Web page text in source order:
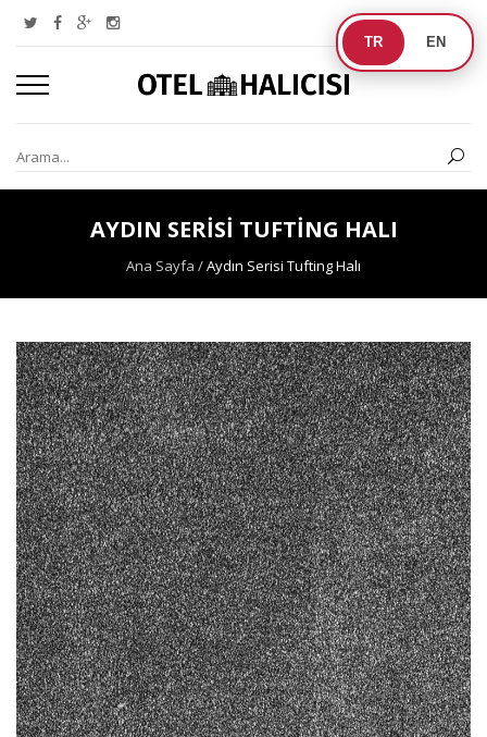
TR EN
AYDIN SERISI TUFTING HALI
Ana Sayfa /Aydın Serisi Tufting Halı